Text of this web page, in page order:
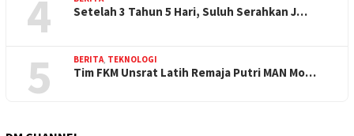
4 Setelah 3 Tahun 5 Hari, Suluh Serahkan J…
5 BERITA, TEKNOLOGI
Tim FKM Unsrat Latih Remaja Putri MAN Mo…